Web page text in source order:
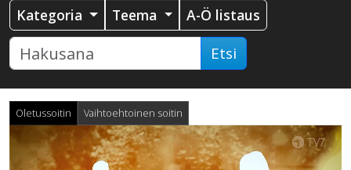
Kategoria Teema A-Ö listaus
Etsi
Oletussoitin Vaihtoehtoinen soitin